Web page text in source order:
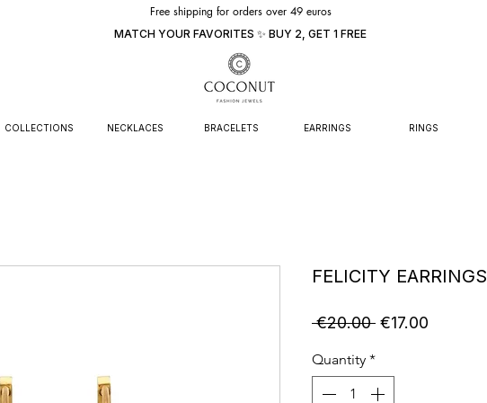
Free shipping for orders over 49 euros
MATCH YOUR FAVORITES ✨ BUY 2, GET 1 FREE
COLLECTIONS NECKLACES BRACELETS EARRINGS RINGS
FELICITY EARRINGS
€20.00 Regular
€17.00
Quantity *